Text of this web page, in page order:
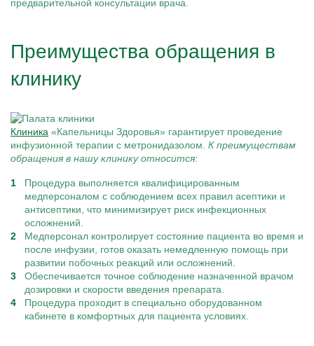
предварительной консультации врача.
Преимущества обращения в
клинику
Клиника «Капельницы Здоровья» гарантирует проведение
инфузионной терапии с метронидазолом. К преимуществам
обращения в нашу клинику относится:
Процедура выполняется квалифицированным
медперсоналом с соблюдением всех правил асептики и
антисептики, что минимизирует риск инфекционных
осложнений.
Медперсонал контролирует состояние пациента во время и
после инфузии, готов оказать немедленную помощь при
развитии побочных реакций или осложнений.
Обеспечивается точное соблюдение назначенной врачом
дозировки и скорости введения препарата.
Процедура проходит в специально оборудованном
кабинете в комфортных для пациента условиях.